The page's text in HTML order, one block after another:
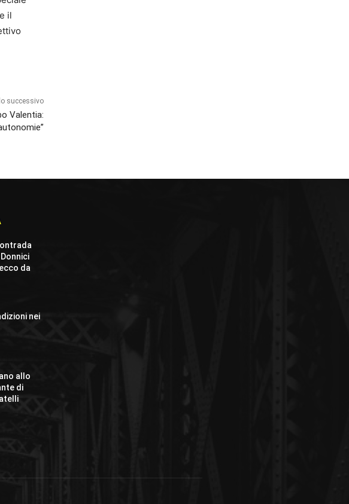
il
successivo
Valentia:
da
nei
allo
di